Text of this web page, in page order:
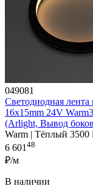
049081
Светодиодная
16x15mm 24V
(Arlight, Вывод
Warm | Тёплый 3500
6 601 48
₽/м
В наличии